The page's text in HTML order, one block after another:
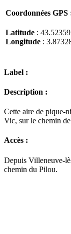
Coordonnées GPS
Latitude :
Longitude :
Label :
Description :
Cette aire de pique-
Vic, sur le chemin
Accès :
Depuis Villeneuve-
chemin du Pilou.